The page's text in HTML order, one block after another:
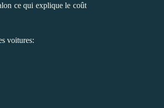
ce qui explique le coût
voitures: